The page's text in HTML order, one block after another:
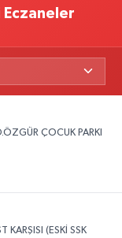
ÇOCUK PARKI
(ESKİ SSK